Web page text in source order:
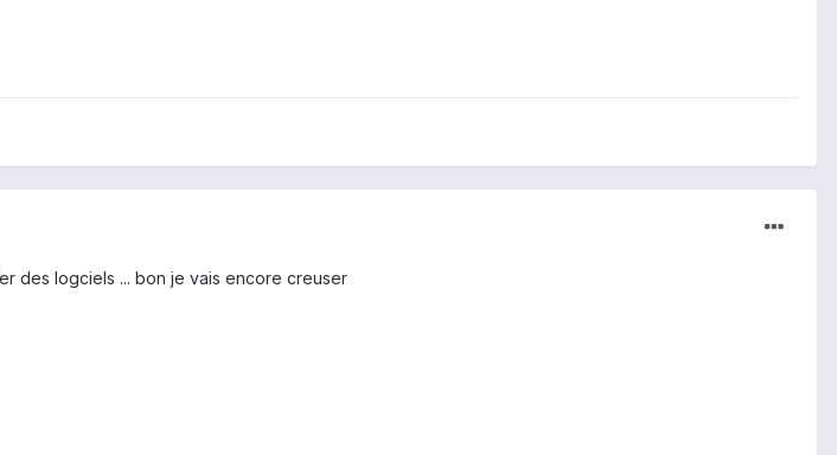
des logciels ... bon je vais encore creuser